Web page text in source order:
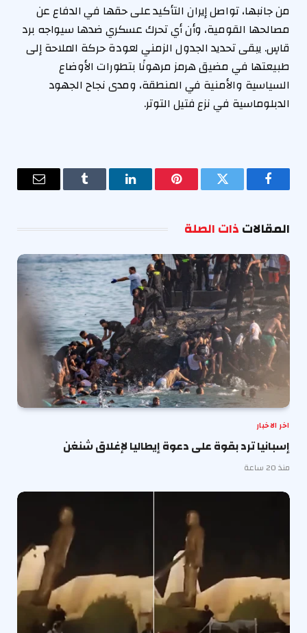
من جانبها، تواصل إيران التأكيد على حقها في الدفاع عن
مصالحها القومية، وأن أي تحرك عسكري ضدها سيواجه برد
قاسٍ. يبقى تحديد الجدول الزمني لعودة حركة الملاحة إلى
طبيعتها في مضيق هرمز مرهونًا بتطورات الأوضاع
السياسية والأمنية في المنطقة، ومدى نجاح الجهود
الدبلوماسية في نزع فتيل التوتر.
فيسبوك تويتر بينتيريستلينكدإن Tumblr
البريد
المقالاتذات الصلة
اخر الاخبار
إسبانيا ترد بقوة على دعوة إيطاليا لإغلاق شنغن
منذ 20 ساعة